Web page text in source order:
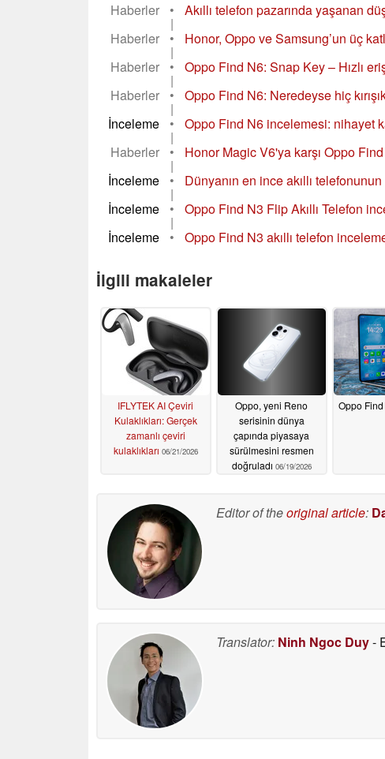
Haberler
• Akıllı telefon pazarında yaşanan
|
Haberler
• Honor, Oppo ve Samsung’un üç
|
Haberler
• Oppo Find N6: Snap Key – Hızlı
|
Haberler
• Oppo Find N6: Neredeyse hiç
|
İnceleme
• Oppo Find N6 incelemesi: nihayet
|
Haberler
• Honor Magic V6'ya karşı Oppo
|
İnceleme
• Dünyanın en ince akıllı
|
İnceleme
• Oppo Find N3 Flip Akıllı Telefon
|
İnceleme
• Oppo Find N3 akıllı telefon
İlgili makaleler
IFLYTEK AI Çeviri
Kulaklıkları: Gerçek
zamanlı çeviri
kulaklıkları 06/21/2026
Oppo, yeni Reno
serisinin dünya
çapında piyasaya
sürülmesini resmen
doğruladı 06/19/2026
Oppo
Editor of theoriginal article:
Translator: Ninh Ngoc Duy-